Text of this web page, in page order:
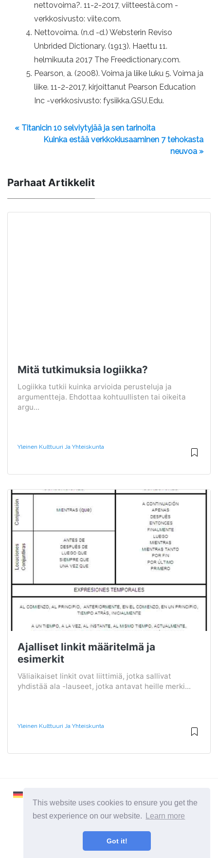
This website uses cookies to ensure you get the
best experience on our website.
Learn more
Got it!
nettovoima?. 11-2-2017, viitteestä.com -
verkkosivusto: viite.com.
Nettovoima. (n.d -d.) Websterin Reviso
Unbrided Dictionary. (1913). Haettu 11.
helmikuuta 2017 The Freedictionary.com.
Pearson, a. (2008). Voima ja liike luku 5. Voima ja
liike. 11-2-2017, kirjoittanut Pearson Education
Inc -verkkosivusto: fysiikka.GSU.Edu.
« Titanicin 10 selviytyjää ja sen tarinoita
Kuinka estää verkkokiusaaminen 7 tehokasta
neuvoa »
Parhaat Artikkelit
Mitä tutkimuksia logiikka?
Logiikka tutkii kuinka arvioida perusteluja ja
argumentteja. Ehdottaa kohtuullisten tai oikeita
argu...
Yleinen Kulttuuri Ja Yhteiskunta
Ajalliset linkit määritelmä ja
esimerkit
Väliaikaiset linkit ovat liittimiä, jotka sallivat
yhdistää ala -lauseet, jotka antavat heille merki...
Yleinen Kulttuuri Ja Yhteiskunta
2026 ©Learnaboutworld
Kaikki kategoriat